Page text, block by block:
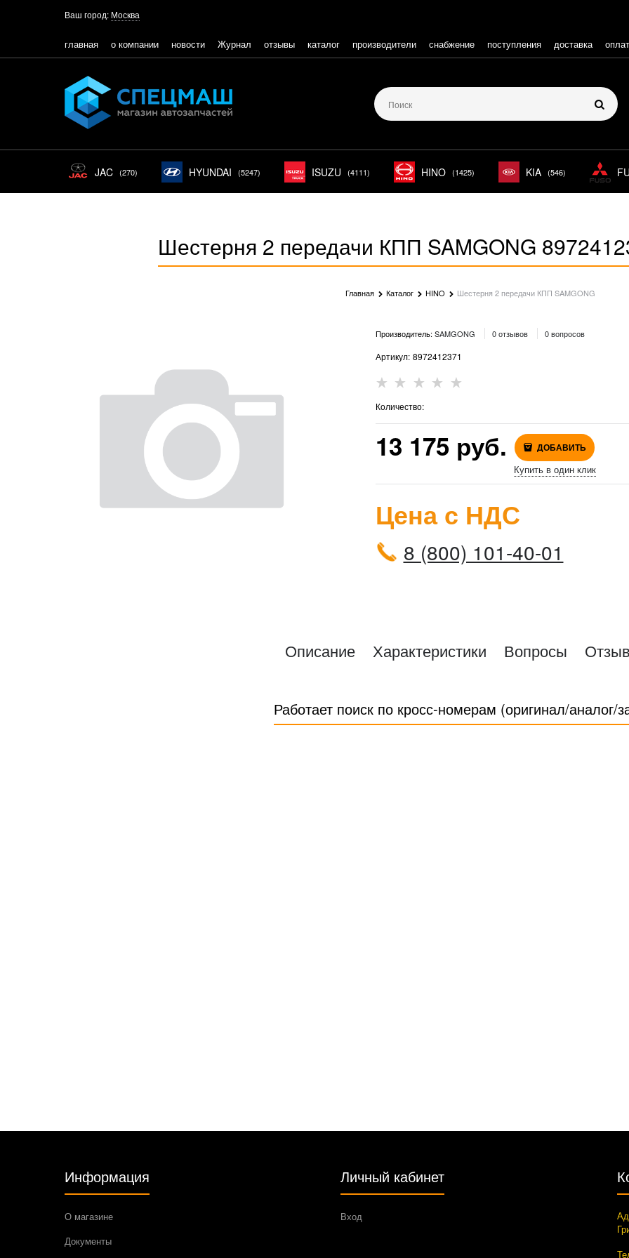
Ваш город: Москва
главная о компании новости Журнал отзывы каталог производители снабжение поступления доставка
JAC (270) HYUNDAI (5247) ISUZU (4111) HINO (1425) KIA (546)
Шестерня 2 передачи КПП SAMGONG
Главная Каталог HINO Шестерня 2 передачи КПП SAMGONG
Производитель: SAMGONG 0 отзывов 0 вопросов
Артикул: 8972412371
Количество:
13 175 руб. ДОБАВИТЬ
Купить в один клик
Цена с НДС
8 (800) 101-40-01
Описание Характеристики Вопросы
Работает поиск по кросс-номерам (оригинал/аналог/
Информация
О магазине
Документы
Личный кабинет
Вход